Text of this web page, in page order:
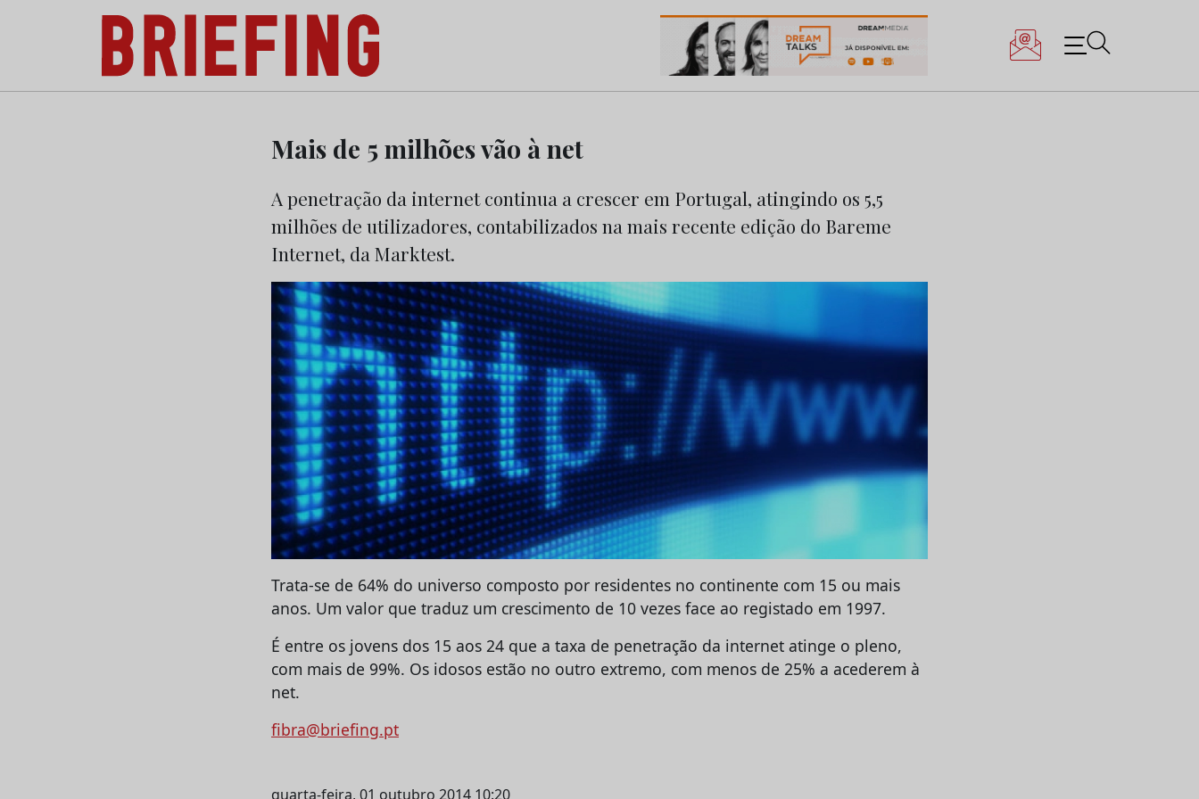
Briefing: Todas as notícias sobre os negócios do Marketing e da Publicidade
Mais de 5 milhões vão à net
A penetração da internet continua a crescer em Portugal, atingindo os 5,5
milhões de utilizadores, contabilizados na mais recente edição do Bareme
Internet, da Marktest.
Trata-se de 64% do universo composto por residentes no continente com 15 ou mais
anos. Um valor que traduz um crescimento de 10 vezes face ao registado em 1997.
É entre os jovens dos 15 aos 24 que a taxa de penetração da internet atinge o pleno,
com mais de 99%. Os idosos estão no outro extremo, com menos de 25% a acederem à
net.
fibra@briefing.pt
quarta-feira, 01 outubro 2014 10:20